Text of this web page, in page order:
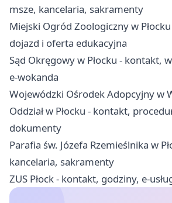
msze, kancelaria, sakramenty
Miejski Ogród Zoologiczny w
dojazd i oferta edukacyjna
Sąd Okręgowy w Płocku - kontakt,
e-wokanda
Wojewódzki Ośrodek Adopcyjny w
Oddział w Płocku - kontakt,
dokumenty
Parafia św. Józefa Rzemieślnika w
kancelaria, sakramenty
ZUS Płock - kontakt, godziny, e-